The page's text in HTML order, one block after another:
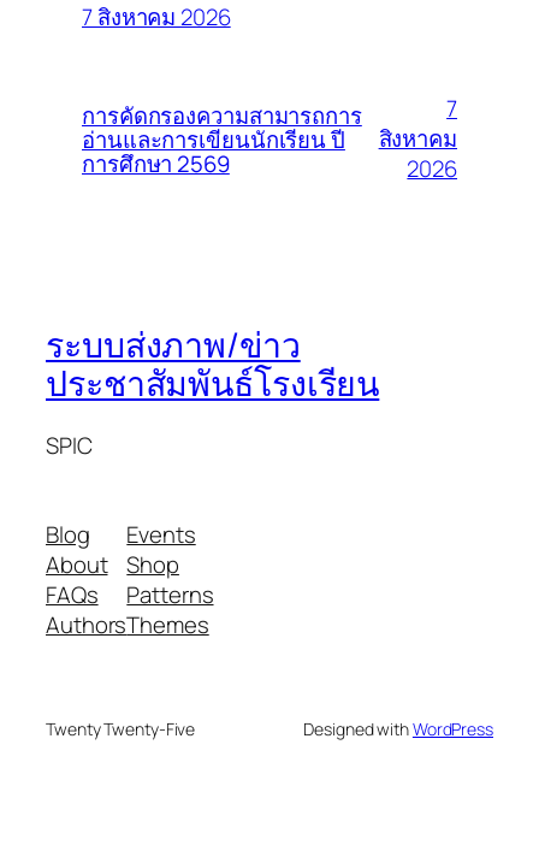
7 สิงหาคม 2026
การคัดกรองความสามารถการ
อ่านและการเขียนนักเรียน ปี
การศึกษา 2569
7
สิงหาคม
2026
ระบบส่งภาพ/ข่าว
ประชาสัมพันธ์โรงเรียน
SPIC
Blog
About
FAQs
Authors
Events
Shop
Patterns
Themes
Twenty Twenty-Five Designed withWordPress